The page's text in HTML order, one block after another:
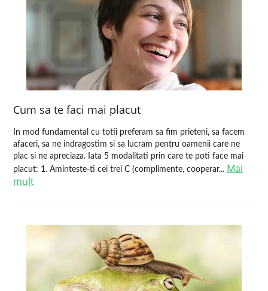
Cum sa te faci mai placut
In mod fundamental cu totii preferam sa fim prieteni, sa facem
afaceri, sa ne indragostim si sa lucram pentru oamenii care ne
plac si ne apreciaza. Iata 5 modalitati prin care te poti face mai
placut: 1. Aminteste-ti cei trei C (complimente, cooperar... Mai
mult